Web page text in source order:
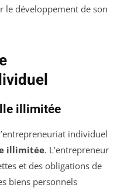
le développement de son
illimitée
individuel
illimitée. L’entrepreneur
et des obligations de
biens personnels